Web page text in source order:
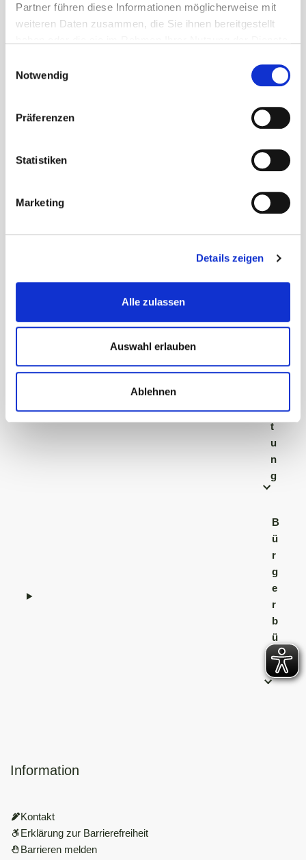
Partner führen diese Informationen möglicherweise mit
weiteren Daten zusammen, die Sie ihnen bereitgestellt
Notwendig
Präferenzen
Statistiken
Marketing
Details zeigen
Alle zulassen
Auswahl erlauben
Ablehnen
06126 592-0
Sprechzeiten
A
e
r
al
t
u
n
g
B
ü
r
g
e
r
b
ü
r
o
Information
Kontakt
Erklärung zur Barrierefreiheit
Barrieren melden